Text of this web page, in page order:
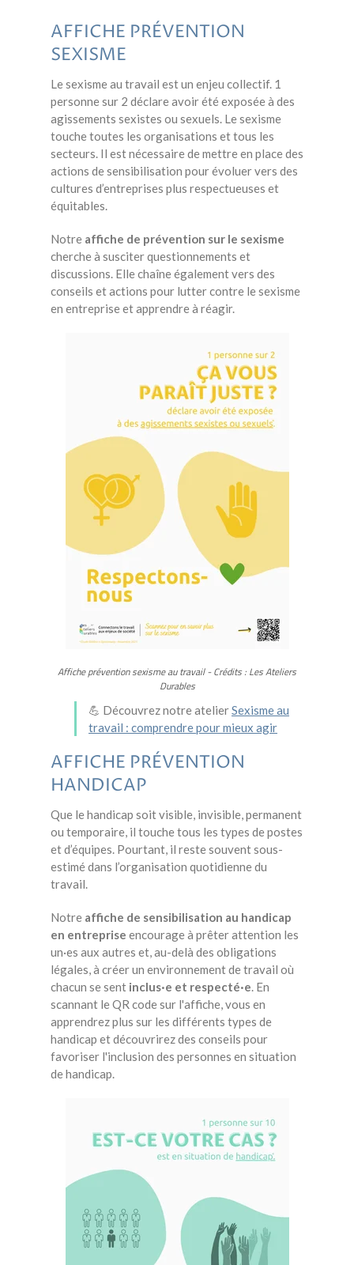
AFFICHE PRÉVENTION
SEXISME
Le sexisme au travail est un enjeu collectif. 1
personne sur 2 déclare avoir été exposée à des
agissements sexistes ou sexuels. Le sexisme
touche toutes les organisations et tous les
secteurs. Il est nécessaire de mettre en place des
actions de sensibilisation pour évoluer vers des
cultures d’entreprises plus respectueuses et
équitables.
Notre affiche de prévention sur le sexisme
cherche à susciter questionnements et
discussions. Elle chaîne également vers des
conseils et actions pour lutter contre le sexisme
en entreprise et apprendre à réagir.
Affiche prévention sexisme au travail - Crédits : Les Ateliers
Durables
💪 Découvrez notre atelierSexisme au
travail : comprendre pour mieux agir
AFFICHE PRÉVENTION
HANDICAP
Que le handicap soit visible, invisible, permanent
ou temporaire, il touche tous les types de postes
et d’équipes. Pourtant, il reste souvent sous-
estimé dans l’organisation quotidienne du
travail.
Notre affiche de sensibilisation au handicap
en entreprise encourage à prêter attention les
un·es aux autres et, au-delà des obligations
légales, à créer un environnement de travail où
chacun se sent inclus·e et respecté·e. En
scannant le QR code sur l'affiche, vous en
apprendrez plus sur les différents types de
handicap et découvrirez des conseils pour
favoriser l'inclusion des personnes en situation
de handicap.